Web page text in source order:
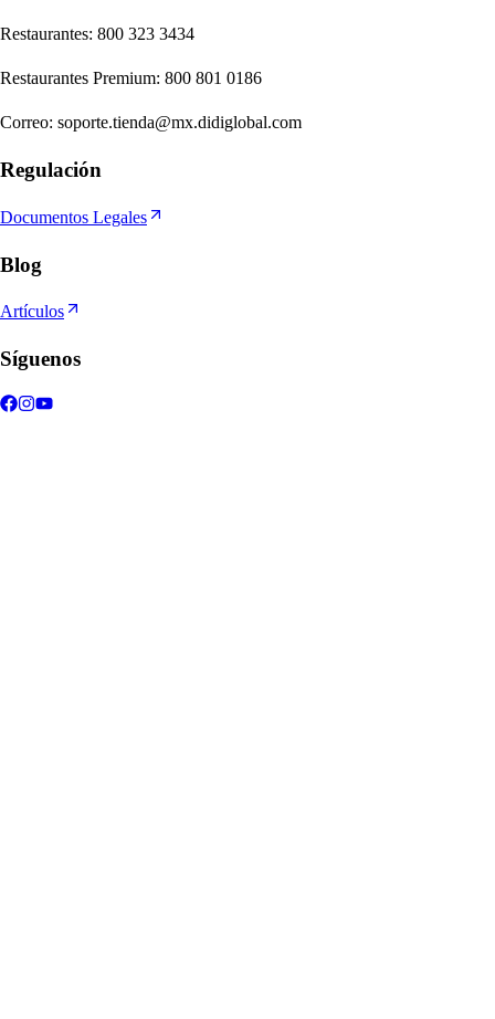
Restaurantes: 800 323 3434
Restaurantes Premium: 800 801 0186
Correo: soporte.tienda@mx.didiglobal.com
Regulación
Documentos Legales
Blog
Artículos
Síguenos